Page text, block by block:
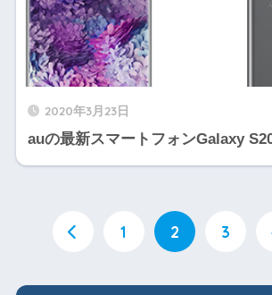
2020年3月23日
auの最新スマートフォンGalaxy
1 2 3